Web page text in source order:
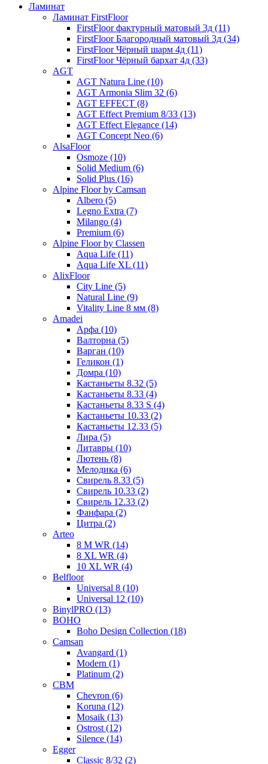
Ламинат
Ламинат FirstFloor
FirstFloor фактурный матовый 3д (11)
FirstFloor Благородный матовый 3д (34)
FirstFloor Чёрный шарм 4д (11)
FirstFloor Чёрный бархат 4д (33)
AGT
AGT Natura Line (10)
AGT Armonia Slim 32 (6)
AGT EFFECT (8)
AGT Effect Premium 8/33 (13)
AGT Effect Elegance (14)
AGT Concept Neo (6)
AlsaFloor
Osmoze (10)
Solid Medium (6)
Solid Plus (16)
Alpine Floor by Camsan
Albero (5)
Legno Extra (7)
Milango (4)
Premium (6)
Alpine Floor by Classen
Aqua Life (11)
Aqua Life XL (11)
AlixFloor
City Line (5)
Natural Line (9)
Vitality Line 8 мм (8)
Amadei
Арфа (10)
Валторна (5)
Варган (10)
Геликон (1)
Домра (10)
Кастаньеты 8.32 (5)
Кастаньеты 8.33 (4)
Кастаньеты 8.33 S (4)
Кастаньеты 10.33 (2)
Кастаньеты 12.33 (5)
Лира (5)
Литавры (10)
Лютень (8)
Мелодика (6)
Свирель 8.33 (5)
Свирель 10.33 (2)
Свирель 12.33 (2)
Фанфара (2)
Цитра (2)
Arteo
8 M WR (14)
8 XL WR (4)
10 XL WR (4)
Belfloor
Universal 8 (10)
Universal 12 (10)
BinylPRO (13)
BOHO
Boho Design Collection (18)
Camsan
Avangard (1)
Modern (1)
Platinum (2)
CBM
Chevron (6)
Koruna (12)
Mosaik (13)
Ostrost (12)
Silence (14)
Egger
Classic 8/32 (2)